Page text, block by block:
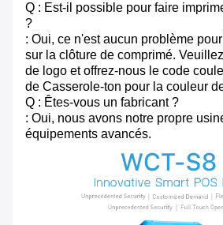
Q : Est-il possible pour faire
?
: Oui, ce n'est aucun problème
sur la clôture de comprimé.
de logo et offrez-nous le code
de Casserole-ton pour la couleur
Q : Êtes-vous un fabricant ?
: Oui, nous avons notre propre
équipements avancés.